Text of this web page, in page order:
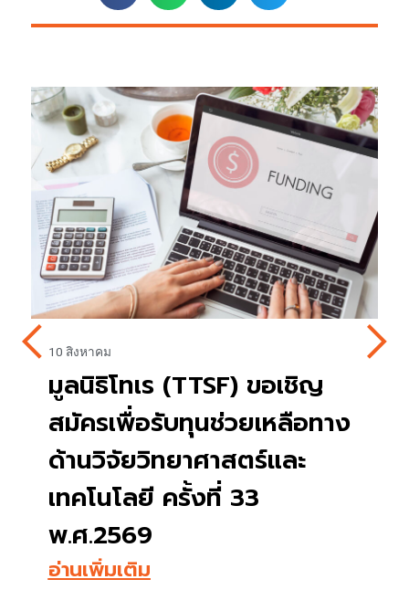
10 สิงหาคม
มูลนิธิโทเร (TTSF) ขอเชิญ
สมัครเพื่อรับทุนช่วยเหลือทาง
ด้านวิจัยวิทยาศาสตร์และ
เทคโนโลยี ครั้งที่ 33
พ.ศ.2569
อ่านเพิ่มเติม